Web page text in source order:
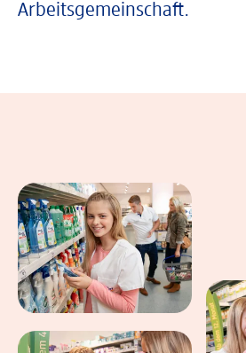
Arbeitsgemeinschaft.
Eindrücke aus dem